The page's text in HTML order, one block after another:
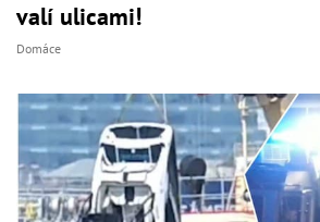
valí ulicami!
Domáce